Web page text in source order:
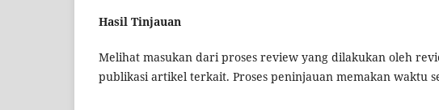
Hasil Tinjauan
Melihat masukan dari proses review yang dilakukan oleh
publikasi artikel terkait. Proses peninjauan memakan waktu